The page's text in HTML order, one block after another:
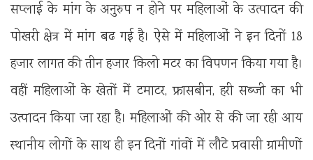
सप्लाई के मांग के अनुरुप न होने पर महिलाओं के उत्पादन की
पोखरी क्षेत्र में मांग बढ गई है। ऐसे में महिलाओं ने इन दिनों 18
हजार लागत की तीन हजार किलो मटर का विपणन किया गया है।
वहीं महिलाओं के खेतों में टमाटर, फ्रासबीन, हरी सब्जी का भी
उत्पादन किया जा रहा है। महिलाओं की ओर से की जा रही आय
स्थानीय लोगों के साथ ही इन दिनों गांवों में लौटे प्रवासी ग्रामीणों